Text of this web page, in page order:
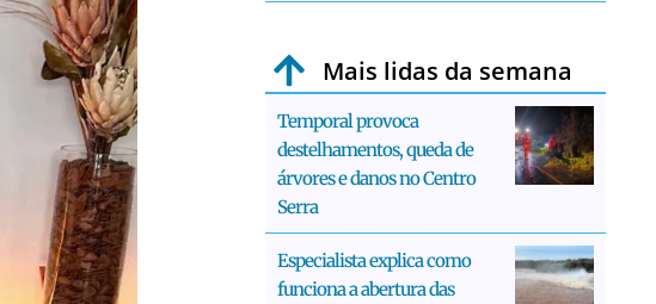
Mais lidas da semana
Temporal provoca
destelhamentos, queda de
árvores e danos no Centro
Serra
Especialista explica como
funciona a abertura das